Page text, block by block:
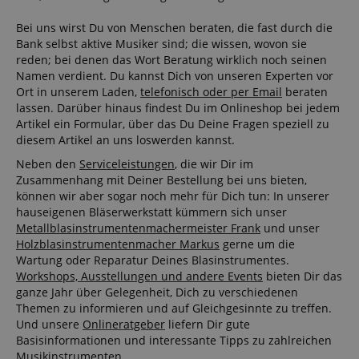
Bei uns wirst Du von Menschen beraten, die fast durch die
Bank selbst aktive Musiker sind; die wissen, wovon sie
reden; bei denen das Wort Beratung wirklich noch seinen
Namen verdient. Du kannst Dich von unseren Experten vor
Ort in unserem Laden, telefonisch oder per Email beraten
lassen. Darüber hinaus findest Du im Onlineshop bei jedem
Artikel ein Formular, über das Du Deine Fragen speziell zu
diesem Artikel an uns loswerden kannst.
Neben den Serviceleistungen, die wir Dir im
Zusammenhang mit Deiner Bestellung bei uns bieten,
können wir aber sogar noch mehr für Dich tun: In unserer
hauseigenen Bläserwerkstatt kümmern sich unser
Metallblasinstrumentenmachermeister Frank und unser
Holzblasinstrumentenmacher Markus gerne um die
Wartung oder Reparatur Deines Blasinstrumentes.
Workshops, Ausstellungen und andere Events bieten Dir das
ganze Jahr über Gelegenheit, Dich zu verschiedenen
Themen zu informieren und auf Gleichgesinnte zu treffen.
Und unsere Onlineratgeber liefern Dir gute
Basisinformationen und interessante Tipps zu zahlreichen
Statistik Marketing Funktional
Statistik-Cookies werden verwendet, um zu sehen,
wie Besucher die Website nutzen, z.B. Analyse-
Cookies. Diese Cookies können nicht verwendet
werden, um einen bestimmten Besucher direkt zu
identifizieren.
Cookie
Anbieter /
Domain
Laufzeit Beschreibung
zoovu-
vid-
91347
www.kirstein.at
1
Stunde
59
Minuten
Enables
remembering
the state of
zoovu
assistant for
a given end
user (what
answers were
clicked, on